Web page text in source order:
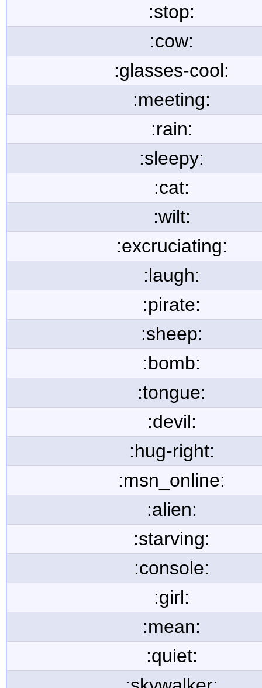
:stop:
:cow:
:glasses-cool:
:meeting:
:rain:
:sleepy:
:cat:
:wilt:
:excruciating:
:laugh:
:pirate:
:sheep:
:bomb:
:tongue:
:devil:
:hug-right:
:msn_online:
:alien:
:starving:
:console:
:girl:
:mean:
:quiet: